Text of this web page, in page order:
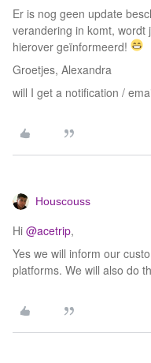
Er is nog geen update
verandering in komt,
hierover geïnformeerd!
Groetjes, Alexandra
will I get a notification /
Houscouss
Hi @acetrip,
Yes we will inform our
platforms. We will also do